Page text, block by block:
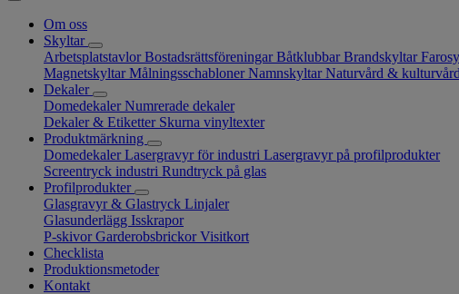
Om oss
Skyltar
ArbetsplatstavlorBostadsrättsföreningarBåtklubbarBrandskyltar
MagnetskyltarMålningsschablonerNamnskyltarNaturvård & kulturvård
Dekaler
DomedekalerNumrerade dekaler
Dekaler & Etiketter Skurna vinyltexter
Produktmärkning
DomedekalerLasergravyr för industri Lasergravyr på profilprodukter
Screentryck industri Rundtryck på glas
Profilprodukter
Glasgravyr & Glastryck Linjaler
Glasunderlägg Isskrapor
P-skivorGarderobsbrickorVisitkort
Checklista
Produktionsmetoder
Kontakt